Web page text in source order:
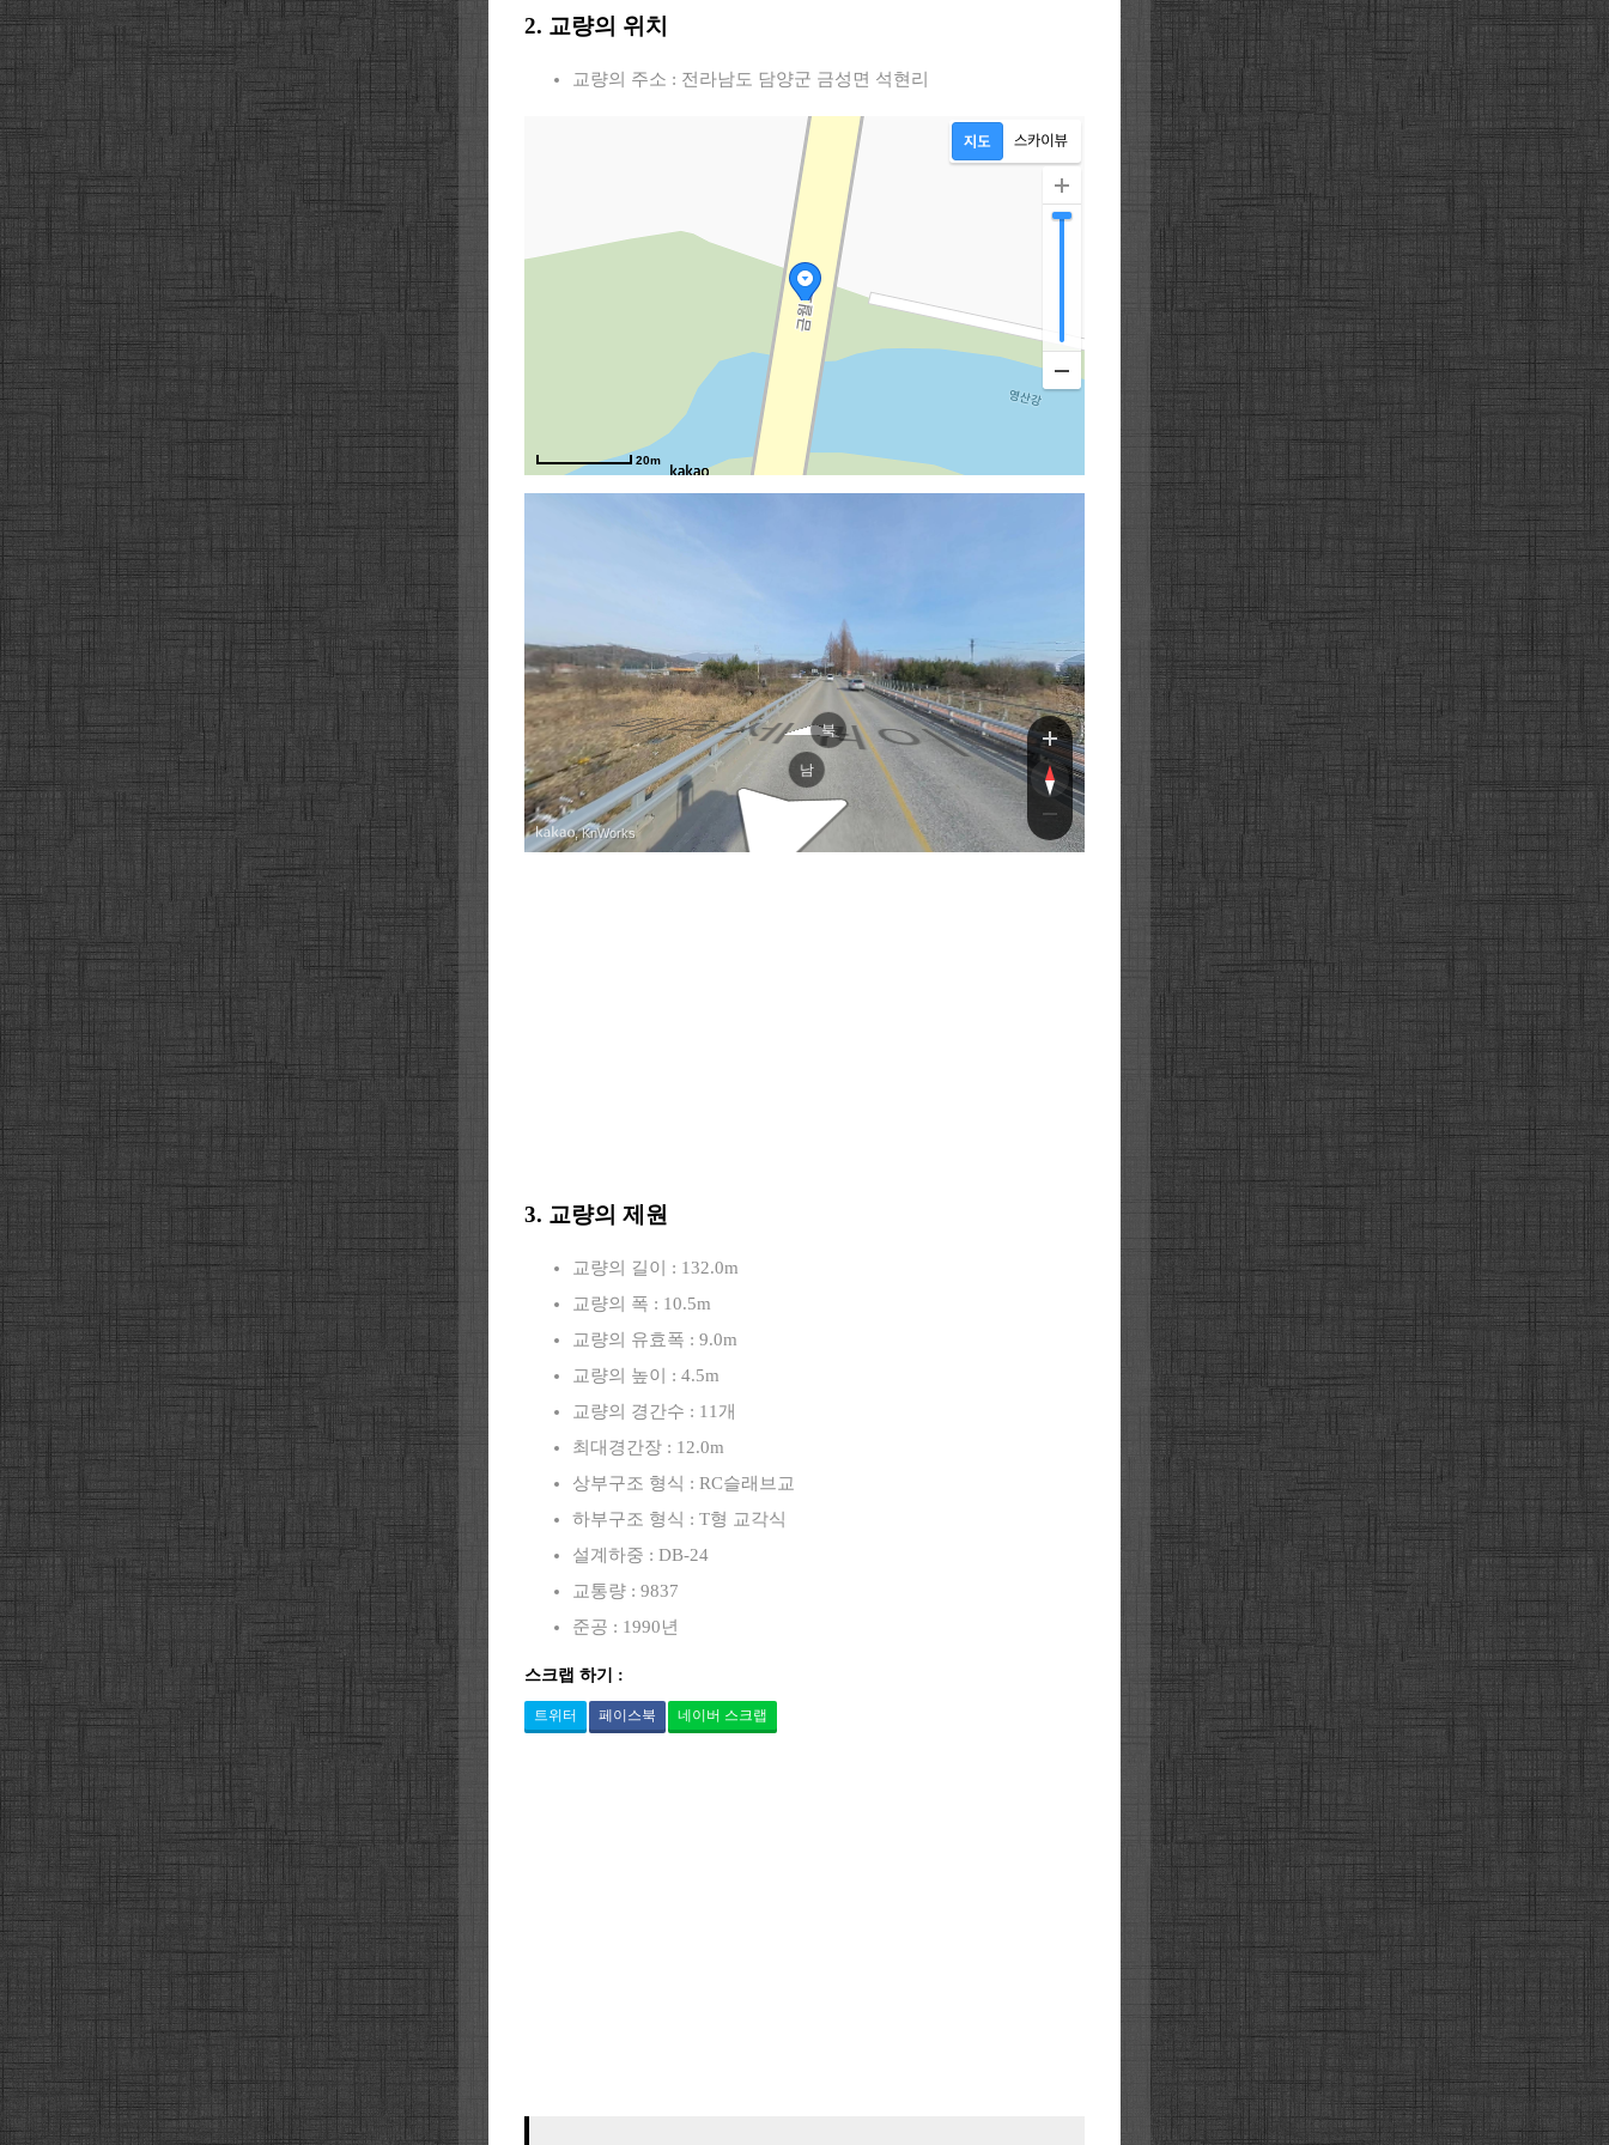
2. 교량의 위치
교량의 주소 : 전라남도 담양군 금성면 석현리
20m
메타세쿼이아로
메타세쿼이아로
북
남
, KnWorks
3. 교량의 제원
교량의 길이 : 132.0m
교량의 폭 : 10.5m
교량의 유효폭 : 9.0m
교량의 높이 : 4.5m
교량의 경간수 : 11개
최대경간장 : 12.0m
상부구조 형식 : RC슬래브교
하부구조 형식 : T형 교각식
설계하중 : DB-24
교통량 : 9837
준공 : 1990년
스크랩 하기 :
트위터 페이스북 네이버 스크랩